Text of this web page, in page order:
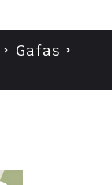
Gafas